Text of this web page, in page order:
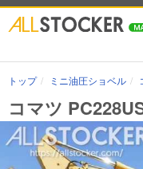
トップ ミニ油圧ショベル
コマツ